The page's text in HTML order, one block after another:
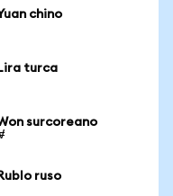
chino
turca
surcoreano
ruso